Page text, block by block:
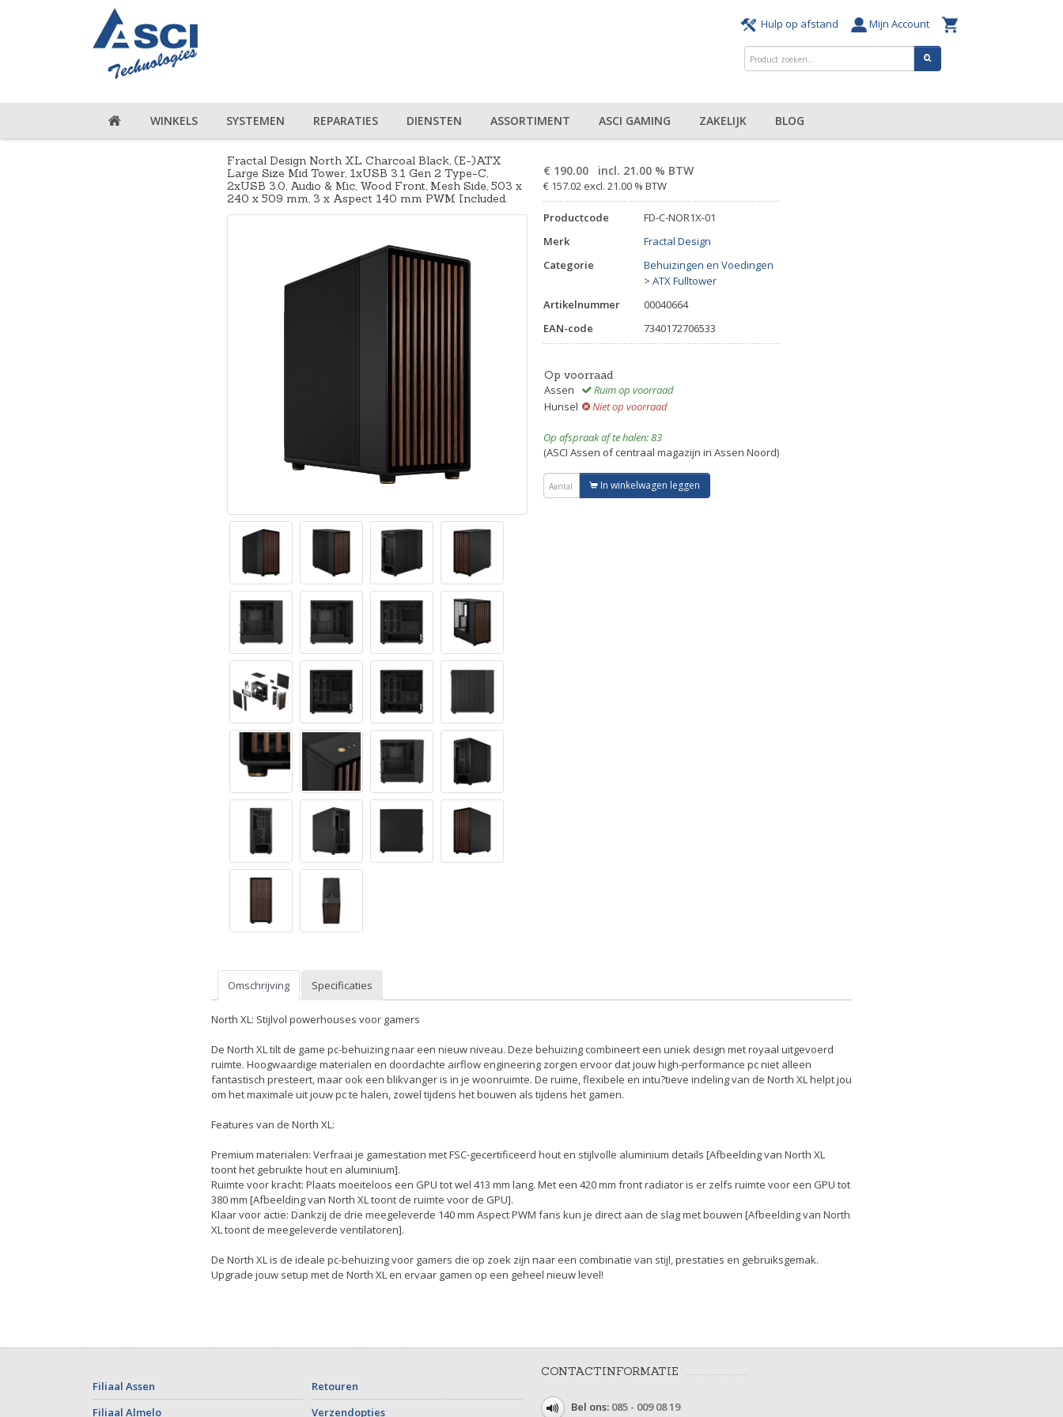
Hulp op afstand Mijn Account
WINKELS SYSTEMEN REPARATIES DIENSTEN ASSORTIMENT ASCI GAMING ZAKELIJK BLOG
Fractal Design North XL Charcoal Black, (E-)ATX
Large Size Mid Tower, 1xUSB 3.1 Gen 2 Type-C,
2xUSB 3.0, Audio & Mic, Wood Front, Mesh Side, 503 x
240 x 509 mm, 3 x Aspect 140 mm PWM Included.
€ 190.00 incl. 21.00 % BTW
€ 157.02 excl. 21.00 % BTW
Productcode
FD-C-NOR1X-01
Merk
Fractal Design
Categorie
Behuizingen en Voedingen
> ATX Fulltower
Artikelnummer
00040664
EAN-code
7340172706533
Op voorraad
Assen
Ruim op voorraad
Hunsel
Niet op voorraad
Op afspraak af te halen: 83
(ASCI Assen of centraal magazijn in Assen Noord)
In winkelwagen leggen
Omschrijving Specificaties
North XL: Stijlvol powerhouses voor gamers
De North XL tilt de game pc-behuizing naar een nieuw niveau. Deze behuizing combineert een uniek design met royaal uitgevoerd
ruimte. Hoogwaardige materialen en doordachte airflow engineering zorgen ervoor dat jouw high-performance pc niet alleen
fantastisch presteert, maar ook een blikvanger is in je woonruimte. De ruime, flexibele en intu?tieve indeling van de North XL helpt jou
om het maximale uit jouw pc te halen, zowel tijdens het bouwen als tijdens het gamen.
Features van de North XL:
Premium materialen: Verfraai je gamestation met FSC-gecertificeerd hout en stijlvolle aluminium details [Afbeelding van North XL
toont het gebruikte hout en aluminium].
Ruimte voor kracht: Plaats moeiteloos een GPU tot wel 413 mm lang. Met een 420 mm front radiator is er zelfs ruimte voor een GPU tot
380 mm [Afbeelding van North XL toont de ruimte voor de GPU].
Klaar voor actie: Dankzij de drie meegeleverde 140 mm Aspect PWM fans kun je direct aan de slag met bouwen [Afbeelding van North
XL toont de meegeleverde ventilatoren].
De North XL is de ideale pc-behuizing voor gamers die op zoek zijn naar een combinatie van stijl, prestaties en gebruiksgemak.
Upgrade jouw setup met de North XL en ervaar gamen op een geheel nieuw level!
Filiaal Assen
Filiaal Almelo
Retouren
Verzendopties
CONTACTINFORMATIE
Bel ons: 085 - 009 08 19